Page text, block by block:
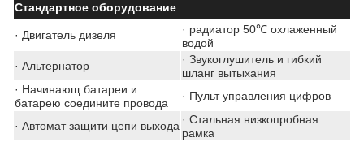
Стандартное оборудование
· Двигатель дизеля · радиатор 50℃ охлаженный
водой
· Альтернатор
· Звукоглушитель и гибкий
шланг вытыхания
· Начинающ батареи и
батарею соедините провода
· Пульт управления цифров
· Автомат защити цепи выхода · Стальная низкопробная
рамка